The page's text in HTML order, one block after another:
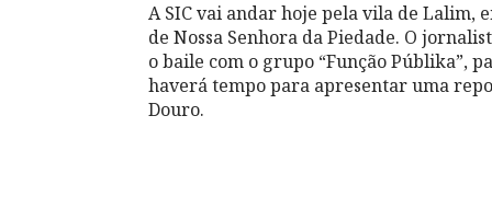
A SIC vai andar hoje pela vila de Lalim,
de Nossa Senhora da Piedade. O
o baile com o grupo “Função Públika”,
haverá tempo para apresentar uma
Douro.